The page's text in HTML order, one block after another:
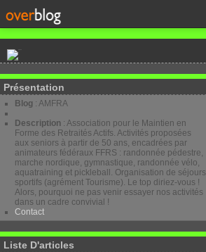
Présentation
Blog : AMFRA
Description : Association pour le Maintien en
Forme des Retraités Actifs. Activités proposées
aux seniors à partir de 50 ans, encadrées par
animateurs fédéraux FFRS : randonnée pédestre,
marche nordique, gymnastique, randonnée vélo,
aquatraining et pickleball. Organisation de séjours
sportifs (agrément Tourisme). Le top diriez-vous !
Alors, pourquoi ne pas venir essayer nos activités
dans un cadre convivial !
Contact
Liste D'articles